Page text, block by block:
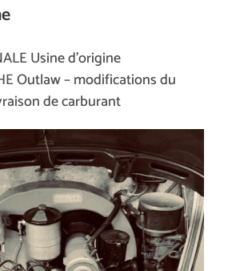
Usine d’origine
Outlaw – modifications du
de carburant